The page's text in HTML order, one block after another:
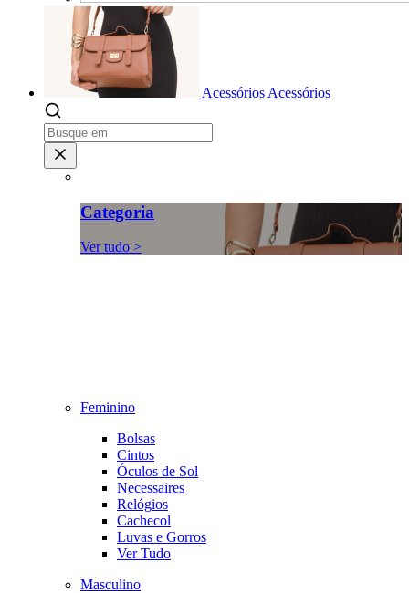
Acessórios Acessórios
Categoria
Ver tudo >
Feminino
Bolsas
Cintos
Óculos de Sol
Necessaires
Relógios
Cachecol
Luvas e Gorros
Ver Tudo
Masculino